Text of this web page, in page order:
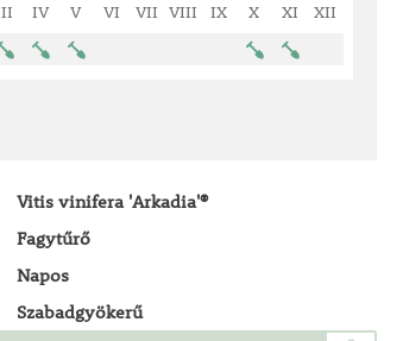
IV V VI VII VIII IX X XI XII
Vitis vinifera 'Arkadia'®
Fagytűrő
Napos
Szabadgyökerű